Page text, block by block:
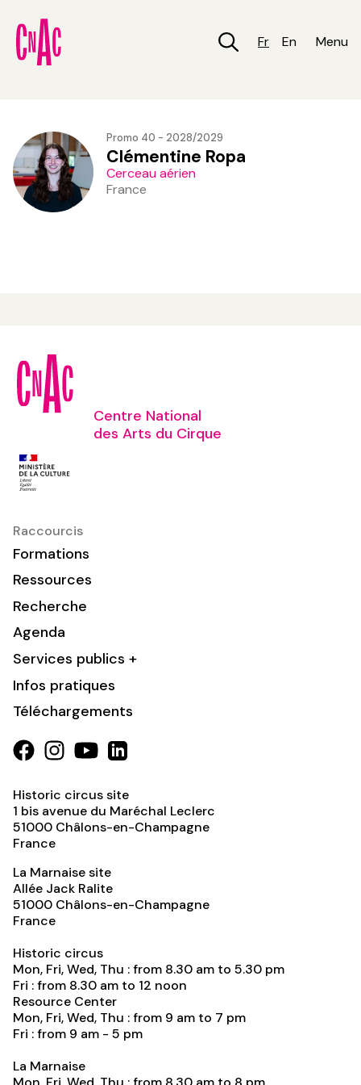
contenu
principal
Fr En Menu
Promo 40 - 2028/2029
Clémentine Ropa
Cerceau aérien
France
Centre National
des Arts du Cirque
Raccourcis
Formations
Ressources
Recherche
Agenda
Services publics +
Infos pratiques
Téléchargements
Historic circus site
1 bis avenue du Maréchal Leclerc
51000 Châlons-en-Champagne
France
La Marnaise site
Allée Jack Ralite
51000 Châlons-en-Champagne
France
Historic circus
Mon, Fri, Wed, Thu : from 8.30 am to 5.30 pm
Fri : from 8.30 am to 12 noon
Resource Center
Mon, Fri, Wed, Thu : from 9 am to 7 pm
Fri : from 9 am - 5 pm
La Marnaise